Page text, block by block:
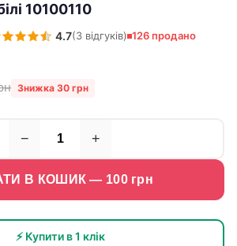
10100110
4.7(3 відгуків) 126 продано
Знижка 30 грн
− +
В КОШИК — 100грн
⚡ Купити в 1 клік